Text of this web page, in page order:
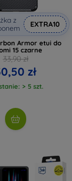
z
EXTRA10
Armor etui do
15 czarne
33,90 zł
zł
> 5 szt.